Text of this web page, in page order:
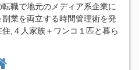
職で地元のメディア系企業に
業を両立する時間管理術を発
,４人家族＋ワンコ１匹と暮ら